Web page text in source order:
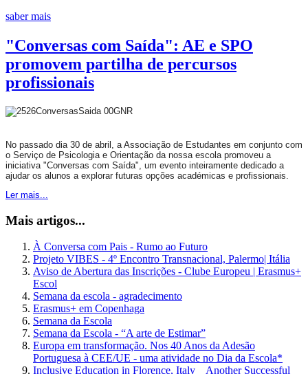
saber mais
"Conversas com Saída": AE e SPO
promovem partilha de percursos
profissionais
No passado dia 30 de abril, a Associação de Estudantes em conjunto com
o Serviço de Psicologia e Orientação da nossa escola promoveu a
iniciativa "Conversas com Saída", um evento inteiramente dedicado a
ajudar os alunos a explorar futuras opções académicas e profissionais.
Ler mais...
Mais artigos...
À Conversa com Pais - Rumo ao Futuro
Projeto VIBES - 4º Encontro Transnacional, Palermo| Itália
Aviso de Abertura das Inscrições - Clube Europeu | Erasmus+
Escol
Semana da escola - agradecimento
Erasmus+ em Copenhaga
Semana da Escola
Semana da Escola - “A arte de Estimar”
Europa em transformação. Nos 40 Anos da Adesão
Portuguesa à CEE/UE - uma atividade no Dia da Escola*
Inclusive Education in Florence, Italy _ Another Successful